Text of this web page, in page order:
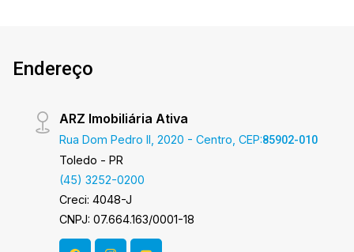
Endereço
ARZ Imobiliária Ativa
Rua Dom Pedro II, 2020 - Centro, CEP:85902-010
Toledo - PR
(45) 3252-0200
Creci: 4048-J
CNPJ: 07.664.163/0001-18